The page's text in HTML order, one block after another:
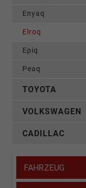
Enyaq
Elroq
Epiq
Peaq
TOYOTA
VOLKSWAGEN
CADILLAC
FAHRZEUG